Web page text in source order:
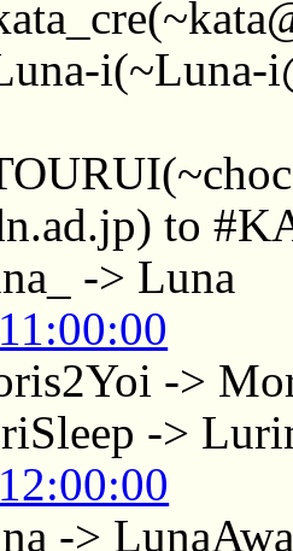
i(~Luna-
to
-> Luna
->
->
->